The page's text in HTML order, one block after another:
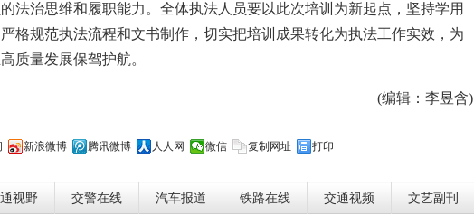
法治思维和履职能力。全体执法人员要以此次培训为新起点，坚持学用
格规范执法流程和文书制作，切实把培训成果转化为执法工作实效，为
质量发展保驾护航。
(编辑：李昱含)
新浪微博 腾讯微博 人人网 微信 复制网址 打印
视野 交警在线 汽车报道 铁路在线 交通视频 文艺副刊